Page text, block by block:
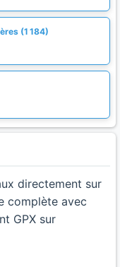
(1 184)
directement sur
complète avec
GPX sur